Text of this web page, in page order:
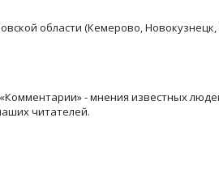
области (Кемерово,
- мнения известных
читателей.